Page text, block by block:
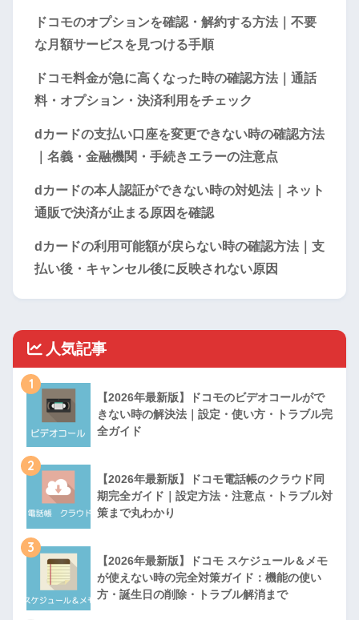
ドコモのオプションを確認・解約する方法｜不要
な月額サービスを見つける手順
ドコモ料金が急に高くなった時の確認方法｜通話
料・オプション・決済利用をチェック
dカードの支払い口座を変更できない時の確認方法
｜名義・金融機関・手続きエラーの注意点
dカードの本人認証ができない時の対処法｜ネット
通販で決済が止まる原因を確認
dカードの利用可能額が戻らない時の確認方法｜支
払い後・キャンセル後に反映されない原因
人気記事
1
【2026年最新版】ドコモのビデオコールがで
きない時の解決法｜設定・使い方・トラブル完
全ガイド
2
【2026年最新版】ドコモ電話帳のクラウド同
期完全ガイド｜設定方法・注意点・トラブル対
策まで丸わかり
3
【2026年最新版】ドコモ スケジュール＆メモ
が使えない時の完全対策ガイド：機能の使い
方・誕生日の削除・トラブル解消まで